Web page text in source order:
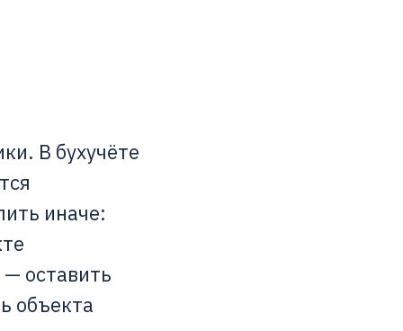
В бухучёте
иначе:
оставить
объекта